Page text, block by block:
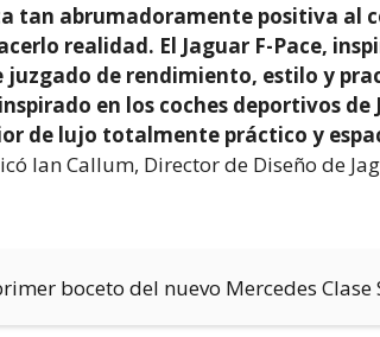
tan abrumadoramente positiva al
realidad. El Jaguar F-Pace,
de rendimiento, estilo y
en los coches deportivos
de lujo totalmente práctico y
Ian Callum, Director de Diseño de
boceto del nuevo Mercedes Clase